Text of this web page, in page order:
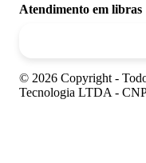
Atendimento em libras
© 2026 Copyright -
Tecnologia LTDA -